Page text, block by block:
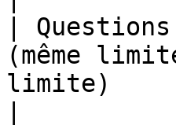
|
(même
limite)